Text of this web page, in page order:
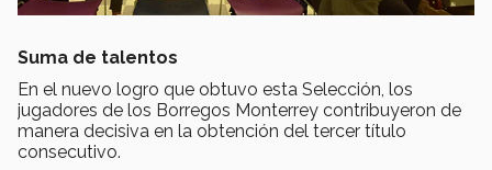
Suma de talentos
En el nuevo logro que obtuvo esta Selección, los
jugadores de los Borregos Monterrey contribuyeron de
manera decisiva en la obtención del tercer título
consecutivo.